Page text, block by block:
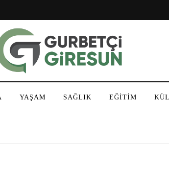
YAŞAM SAĞLIK EĞİTİM